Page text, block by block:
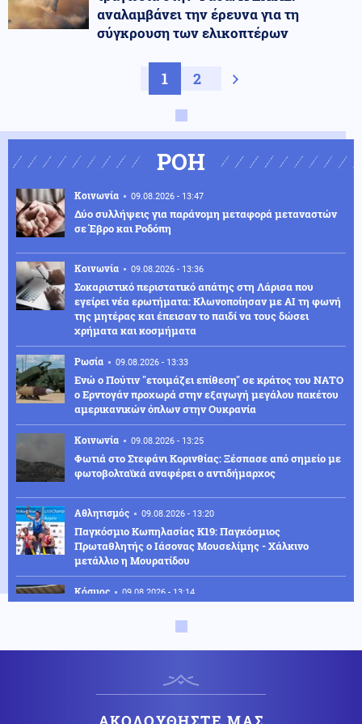
αναλαμβάνει την έρευνα για τη
σύγκρουση των ελικοπτέρων
1 2 Next page
ΡΟΗ
Κοινωνία 09.08.2026 - 13:47
Δύο συλλήψεις για παράνομη μεταφορά μεταναστών
σε Έβρο και Ροδόπη
Κοινωνία 09.08.2026 - 13:36
Σοκαριστικό περιστατικό απάτης στη Λάρισα που
εγείρει νέα ερωτήματα: Κλωνοποίησαν με AI τη φωνή
της μητέρας και έπεισαν το παιδί να τους δώσει
χρήματα και κοσμήματα
Ρωσία 09.08.2026 - 13:33
Ενώ ο Πούτιν "ετοιμάζει επίθεση" σε κράτος του ΝΑΤΟ
ο Ερντογάν προχωρά στην εξαγωγή μεγάλου πακέτου
αμερικανικών όπλων στην Ουκρανία
Κοινωνία 09.08.2026 - 13:25
Φωτιά στο Στεφάνι Κορινθίας: Ξέσπασε από σημείο με
φωτοβολταϊκά αναφέρει ο αντιδήμαρχος
Αθλητισμός 09.08.2026 - 13:20
Παγκόσμιο Κωπηλασίας Κ19: Παγκόσμιος
Πρωταθλητής ο Ιάσονας Μουσελίμης - Χάλκινο
μετάλλιο η Μουρατίδου
Κόσμος 09.08.2026 - 13:14
"Ναζί" τον Β. Ζελένσκι
«Τι άλλο θα δούμε;»: Ελικόπτερο προσγειώθηκε στο
Σαρακήνικο για να κάνουν μπάνιο οι επιβάτες του